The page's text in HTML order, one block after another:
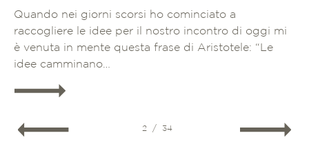
Quando nei giorni scorsi ho cominciato a
raccogliere le idee per il nostro incontro di oggi mi
è venuta in mente questa frase di Aristotele: “Le
idee camminano…
Approfondisci
2 / 34